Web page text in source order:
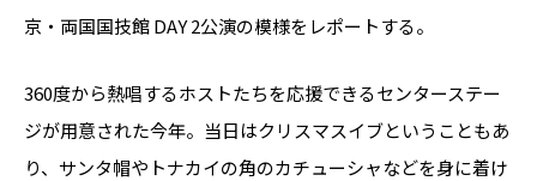
京・両国国技館 DAY 2公演の模様をレポートする。
360度から熱唱するホストたちを応援できるセンターステー
ジが用意された今年。当日はクリスマスイブということもあ
り、サンタ帽やトナカイの角のカチューシャなどを身に着け